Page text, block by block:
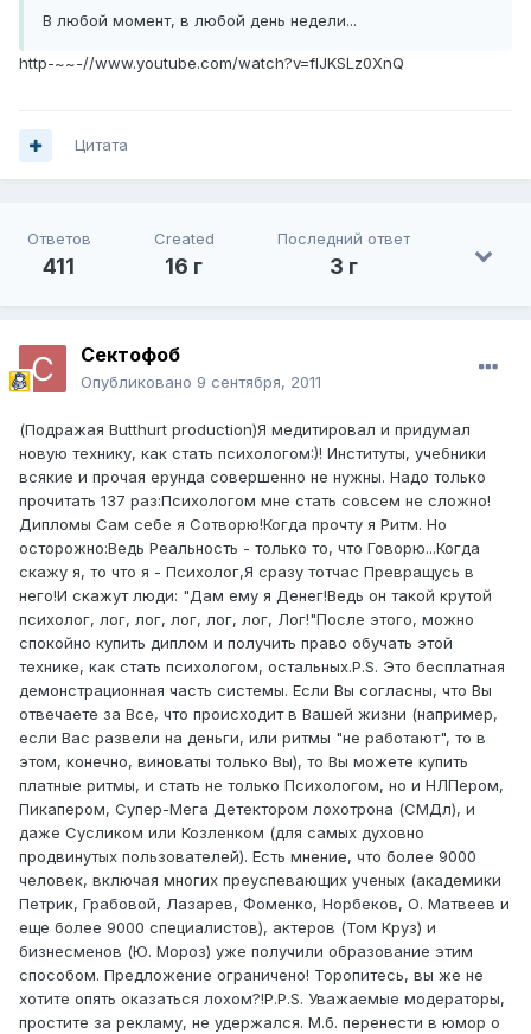
В любой момент, в любой день недели...
http-~~-//www.youtube.com/watch?v=fIJKSLz0XnQ
Цитата
Ответов
411
Created
16 г
Последний ответ
3 г
Сектофоб
Опубликовано 9 сентября, 2011
(Подражая Butthurt production)Я медитировал и придумал
новую технику, как стать психологом:)! Институты, учебники
всякие и прочая ерунда совершенно не нужны. Надо только
прочитать 137 раз:Психологом мне стать совсем не сложно!
Дипломы Сам себе я Сотворю!Когда прочту я Ритм. Но
осторожно:Ведь Реальность - только то, что Говорю...Когда
скажу я, то что я - Психолог,Я сразу тотчас Превращусь в
него!И скажут люди: "Дам ему я Денег!Ведь он такой крутой
психолог, лог, лог, лог, лог, лог, Лог!"После этого, можно
спокойно купить диплом и получить право обучать этой
технике, как стать психологом, остальных.P.S. Это бесплатная
демонстрационная часть системы. Если Вы согласны, что Вы
отвечаете за Все, что происходит в Вашей жизни (например,
если Вас развели на деньги, или ритмы "не работают", то в
этом, конечно, виноваты только Вы), то Вы можете купить
платные ритмы, и стать не только Психологом, но и НЛПером,
Пикапером, Супер-Мега Детектором лохотрона (СМДл), и
даже Сусликом или Козленком (для самых духовно
продвинутых пользователей). Есть мнение, что более 9000
человек, включая многих преуспевающих ученых (академики
Петрик, Грабовой, Лазарев, Фоменко, Норбеков, О. Матвеев и
еще более 9000 специалистов), актеров (Том Круз) и
бизнесменов (Ю. Мороз) уже получили образование этим
способом. Предложение ограничено! Торопитесь, вы же не
хотите опять оказаться лохом?!P.P.S. Уважаемые модераторы,
простите за рекламу, не удержался. М.б. перенести в юмор о